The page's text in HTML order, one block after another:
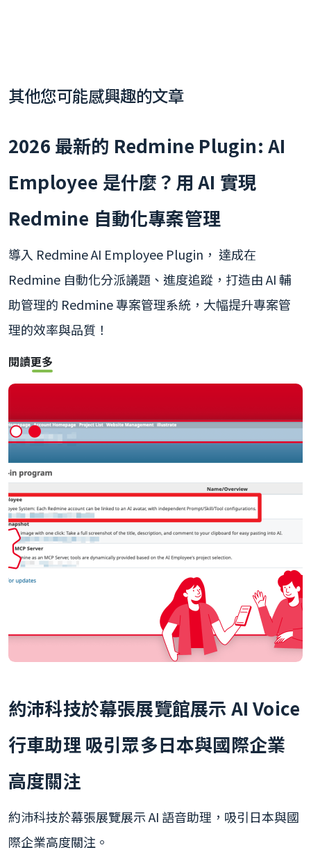
其他您可能感興趣的文章
2026 最新的 Redmine Plugin: AI
Employee 是什麼？用 AI 實現
Redmine 自動化專案管理
導入 Redmine AI Employee Plugin， 達成在
Redmine 自動化分派議題、進度追蹤，打造由 AI 輔
助管理的 Redmine 專案管理系統，大幅提升專案管
理的效率與品質！
閱讀更多
約沛科技於幕張展覽館展示 AI Voice
行車助理 吸引眾多日本與國際企業
高度關注
約沛科技於幕張展覽展示 AI 語音助理，吸引日本與國
際企業高度關注。